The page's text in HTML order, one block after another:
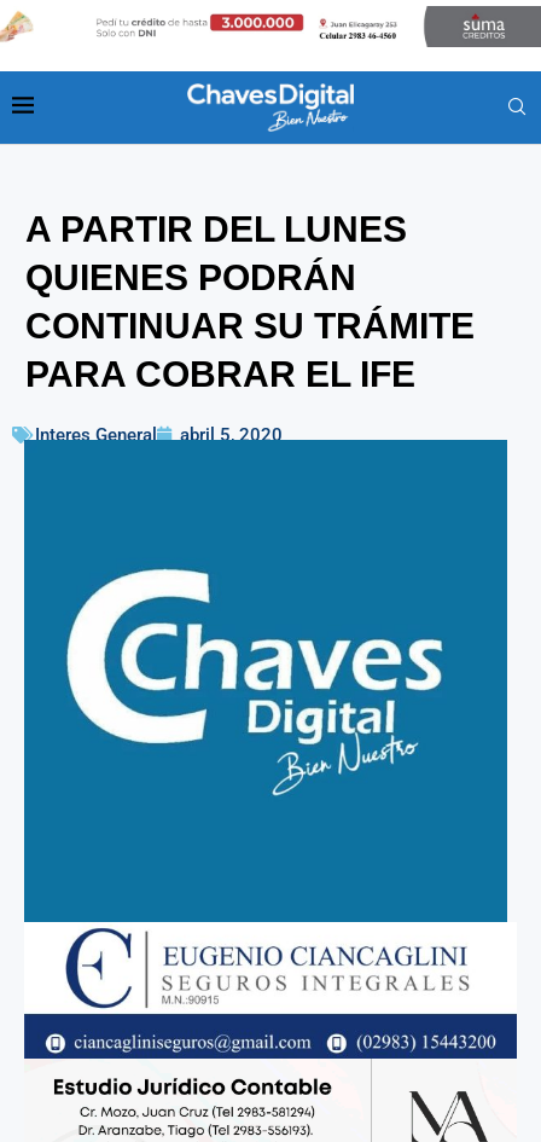
A PARTIR DEL LUNES
QUIENES PODRÁN
CONTINUAR SU TRÁMITE
PARA COBRAR EL IFE
Interes General abril 5, 2020